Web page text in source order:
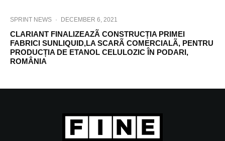
SPRINT NEWS · DECEMBER 6, 2021
CLARIANT FINALIZEAZÃ CONSTRUCȚIA PRIMEI
FABRICI SUNLIQUID,LA SCARÃ COMERCIALÃ, PENTRU
PRODUCȚIA DE ETANOL CELULOZIC ÎN PODARI,
ROMÂNIA